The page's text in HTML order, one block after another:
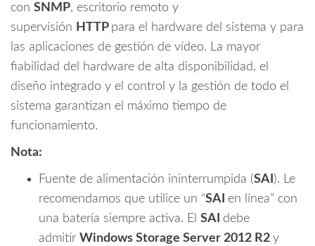
con SNMP, escritorio remoto y
supervisión HTTP para el hardware del sistema y para
las aplicaciones de gestión de vídeo. La mayor
fiabilidad del hardware de alta disponibilidad, el
diseño integrado y el control y la gestión de todo el
sistema garantizan el máximo tiempo de
funcionamiento.
Nota:
Fuente de alimentación ininterrumpida (SAI ). Le
recomendamos que utilice un “SAI en línea” con
una batería siempre activa. El SAI debe
admitir Windows Storage Server 2012 R2 y